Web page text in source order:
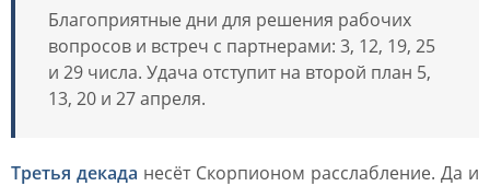
Благоприятные дни для решения рабочих
вопросов и встреч с партнерами: 3, 12, 19, 25
и 29 числа. Удача отступит на второй план 5,
13, 20 и 27 апреля.
Третья декада несёт Скорпионом расслабление. Да и